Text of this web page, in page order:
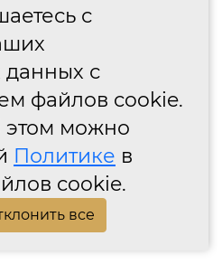
с
данных с
файлов cookie.
можно
Политике в
cookie.
все